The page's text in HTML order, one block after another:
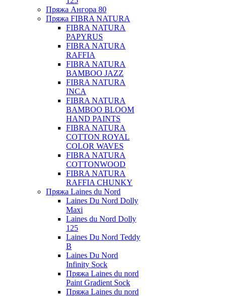
Пряжа Ангора 80
Пряжа FIBRA NATURA
FIBRA NATURA
PAPYRUS
FIBRA NATURA
RAFFIA
FIBRA NATURA
BAMBOO JAZZ
FIBRA NATURA
INCA
FIBRA NATURA
BAMBOO BLOOM
HAND PAINTS
FIBRA NATURA
COTTON ROYAL
COLOR WAVES
FIBRA NATURA
COTTONWOOD
FIBRA NATURA
RAFFIA CHUNKY
Пряжа Laines du Nord
Laines Du Nord Dolly
Maxi
Laines du Nord Dolly
125
Laines Du Nord Teddy
B
Laines Du Nord
Infinity Sock
Пряжа Laines du nord
Paint Gradient Sock
Пряжа Laines du nord